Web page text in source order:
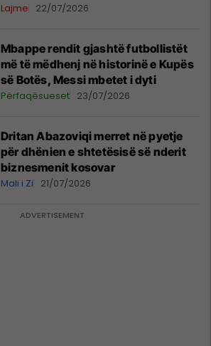
Lajme 22/07/2026
Mbappe rendit gjashtë futbollistët
më të mëdhenj në historinë e Kupës
së Botës, Messi mbetet i dyti
Përfaqësueset 23/07/2026
Dritan Abazoviqi merret në pyetje
për dhënien e shtetësisë së nderit
biznesmenit kosovar
Mali i Zi 21/07/2026